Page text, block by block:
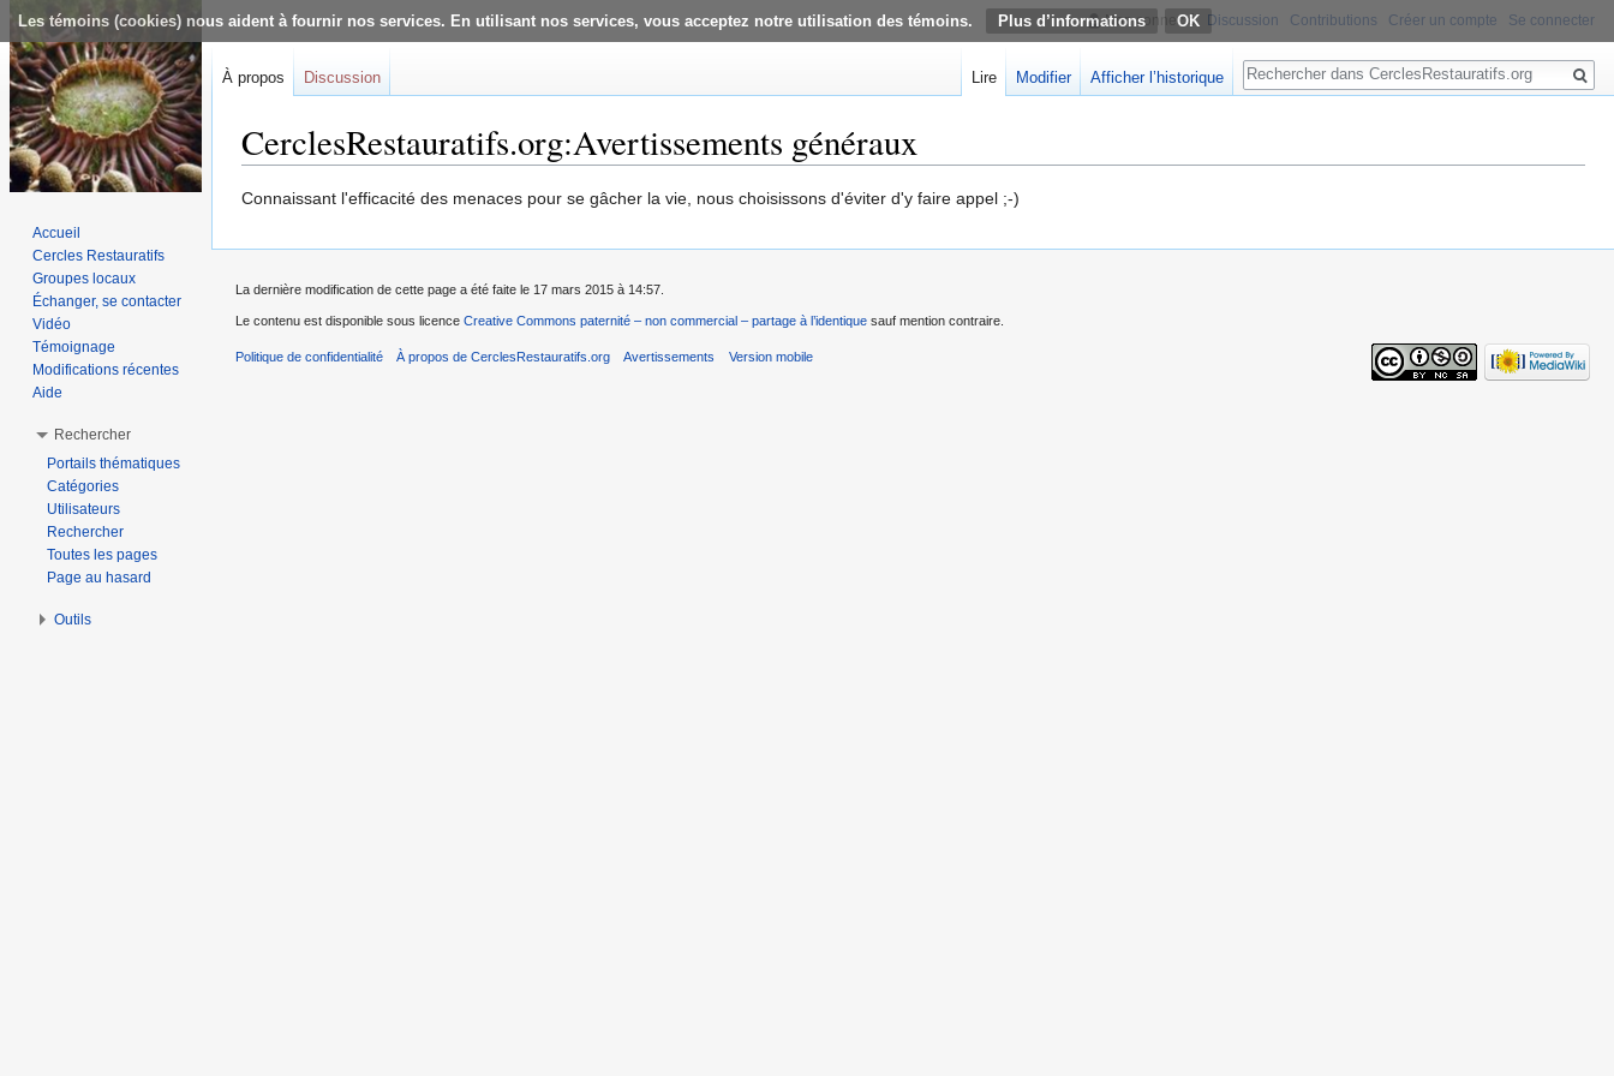
Les témoins (cookies) nous aident à fournir nos services. En utilisant nos services, vous acceptez notre utilisation des témoins. Plus d’informations
CerclesRestauratifs.org:Avertissements généraux
Connaissant l'efficacité des menaces pour se gâcher la vie, nous choisissons d'éviter d'y faire appel ;-)
Non connecté Discussion Contributions Créer un compte Se connecter
À propos Discussion Lire Modifier Afficher l’historique
Rechercher
Accueil
Cercles Restauratifs
Groupes locaux
Échanger, se contacter
Vidéo
Témoignage
Modifications récentes
Aide
Rechercher
Portails thématiques
Catégories
Utilisateurs
Rechercher
Toutes les pages
Page au hasard
Outils
La dernière modification de cette page a été faite le 17 mars 2015 à 14:57.
Le contenu est disponible sous licence Creative Commons paternité – non commercial – partage à l’identique sauf mention contraire.
Politique de confidentialité À propos de CerclesRestauratifs.org Avertissements Version mobile